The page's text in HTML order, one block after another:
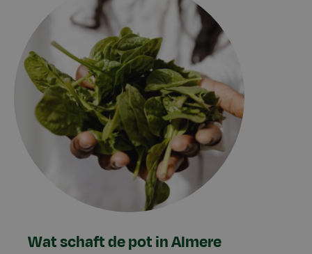
Wat schaft de pot in Almere